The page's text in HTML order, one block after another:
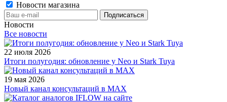
Новости магазина
Новости
Все новости
22 июля 2026
Итоги полугодия: обновление у Neo и Stark Tuya
19 мая 2026
Новый канал консультаций в MAX